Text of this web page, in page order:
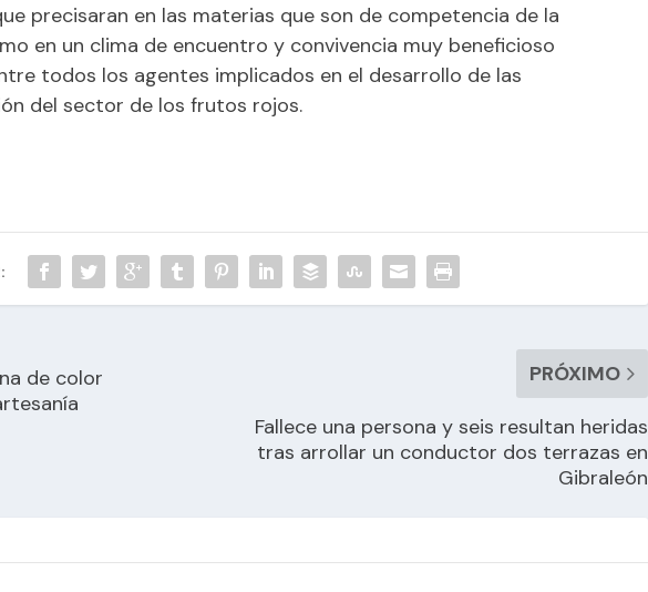
precisaran en las materias que son de competencia de la
en un clima de encuentro y convivencia muy beneficioso
todos los agentes implicados en el desarrollo de las
del sector de los frutos rojos.
de color
PRÓXIMO
Fallece una persona y seis resultan heridas
tras arrollar un conductor dos terrazas en
Gibraleón